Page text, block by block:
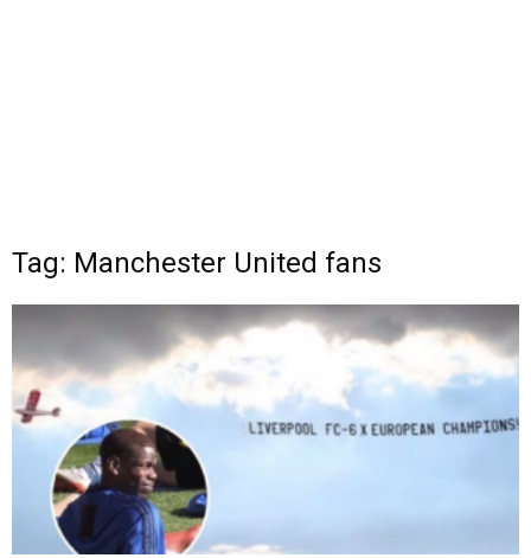
Tag: Manchester United fans